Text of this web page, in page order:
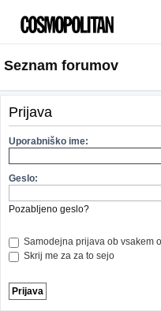
Seznam forumov
Prijava
Uporabniško ime:
Geslo:
Pozabljeno geslo?
Samodejna prijava ob vsakem
Skrij me za za to sejo